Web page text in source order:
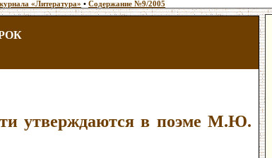
«Литература» • Содержание №9/2005
утверждаются в поэме М.Ю.